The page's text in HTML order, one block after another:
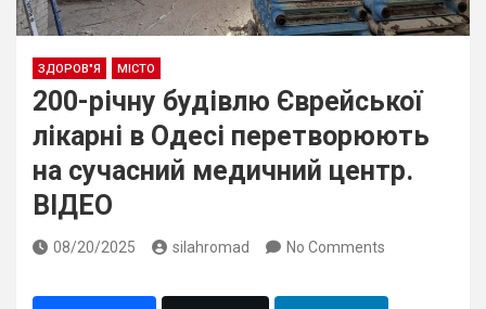
ЗДОРОВ"Я МІСТО
200-річну будівлю Єврейської
лікарні в Одесі перетворюють
на сучасний медичний центр.
ВІДЕО
08/20/2025 silahromad No Comments